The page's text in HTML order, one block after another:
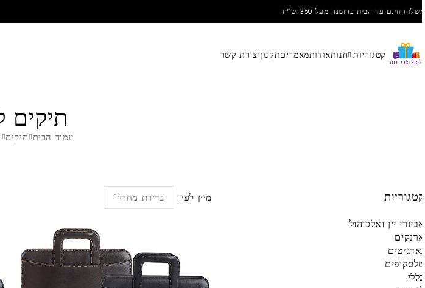
חינם עד הבית בהזמנה מעל 350 ש"ח
קטגוריות חנותאודותמאמריםתקנוןיצירת קשר
תיקים
עמוד הבית תיקים
יין ואלכוהול
מיין לפי ברירת מחדל